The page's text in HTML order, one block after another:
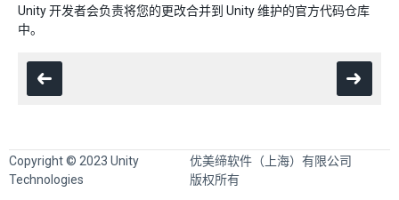
Unity 开发者会负责将您的更改合并到 Unity 维护的官方代码仓库
中。
Copyright © 2023 Unity
Technologies
优美缔软件（上海）有限公司
版权所有